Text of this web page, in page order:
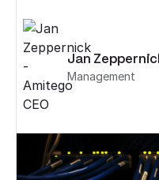
Jan
Management